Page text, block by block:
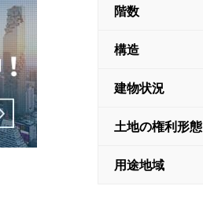
階数
構造
建物状況
土地の権利形態
用途地域